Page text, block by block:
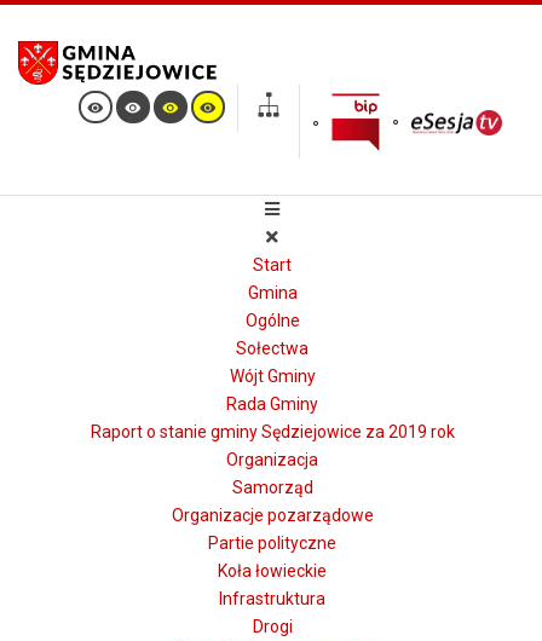
Start
Gmina
Ogólne
Sołectwa
Wójt Gminy
Rada Gminy
Raport o stanie gminy Sędziejowice za 2019 rok
Organizacja
Samorząd
Organizacje pozarządowe
Partie polityczne
Koła łowieckie
Infrastruktura
Drogi